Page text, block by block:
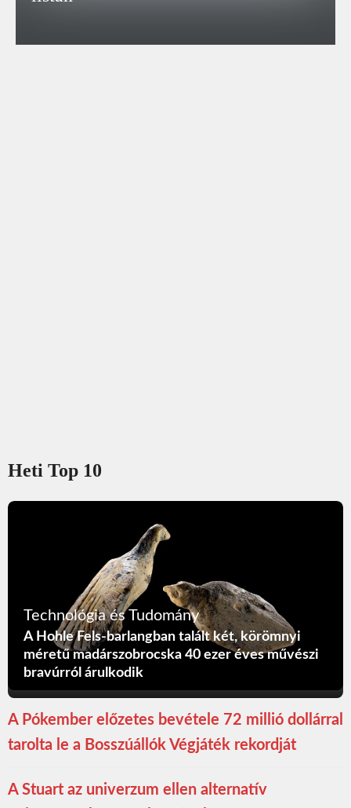
Heti Top 10
Technológia és Tudomány
A Hohle Fels-barlangban talált két, körömnyi
méretű madárszobrocska 40 ezer éves művészi
bravúrról árulkodik
A Pókember előzetes bevétele 72 millió dollárral
tarolta le a Bosszúállók Végjáték rekordját
A Stuart az univerzum ellen alternatív